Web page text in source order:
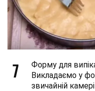
7
Форму для
Викладаємо у
звичайній